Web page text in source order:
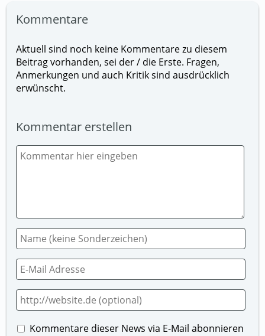
Kommentare
Aktuell sind noch keine Kommentare zu diesem
Beitrag vorhanden, sei der / die Erste. Fragen,
Anmerkungen und auch Kritik sind ausdrücklich
erwünscht.
Kommentar erstellen
Kommentare dieser News via E-Mail abonnieren